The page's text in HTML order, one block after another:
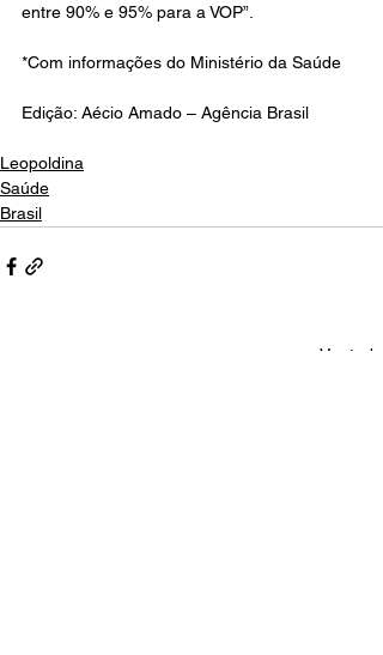
entre 90% e 95% para a VOP”.
*Com informações do Ministério da Saúde
Edição: Aécio Amado – Agência Brasil
Leopoldina
Saúde
Brasil
Ver tudo